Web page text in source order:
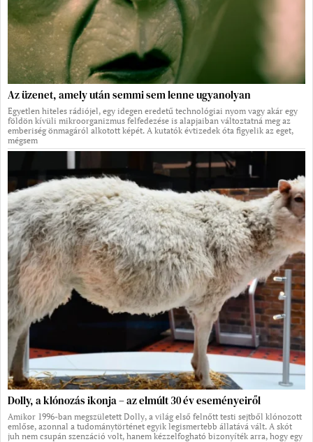
Az üzenet, amely után semmi sem lenne ugyanolyan
Egyetlen hiteles rádiójel, egy idegen eredetű technológiai nyom vagy akár egy
földön kívüli mikroorganizmus felfedezése is alapjaiban változtatná meg az
emberiség önmagáról alkotott képét. A kutatók évtizedek óta figyelik az eget,
mégsem
Dolly, a klónozás ikonja – az elmúlt 30 év eseményeiről
Amikor 1996-ban megszületett Dolly, a világ első felnőtt testi sejtből klónozott
emlőse, azonnal a tudománytörténet egyik legismertebb állatává vált. A skót
juh nem csupán szenzáció volt, hanem kézzelfogható bizonyíték arra, hogy egy